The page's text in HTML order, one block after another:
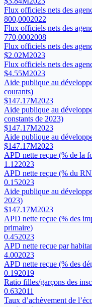
Flux officiels nets des
800,0002022
Flux officiels nets des
770,0002008
Flux officiels nets des
$2.02M2023
Flux officiels nets des
$4.55M2023
Aide publique au
courants)
$147.17M2023
Aide publique au
constants de 2023)
$147.17M2023
Aide publique au
$147.17M2023
APD nette reçue (% de la
1.122023
APD nette reçue (% du
0.152023
Aide publique au
2023)
$147.17M2023
APD nette reçue (% des
primaire)
0.452023
APD nette reçue par
4.002023
APD nette reçue (% des
0.192019
Ratio filles/garçons des
0.632011
Taux d’achèvement de